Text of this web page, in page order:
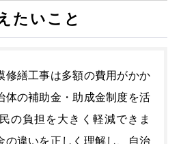
たいこと
修繕工事は多額の費用がかか
体の補助金・助成金制度を活
の負担を大きく軽減できま
の違いを正しく理解し、自治